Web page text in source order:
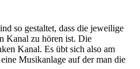
so gestaltet, dass die jeweilige
Kanal zu hören ist. Die
Kanal. Es übt sich also am
Musikanlage auf der man die